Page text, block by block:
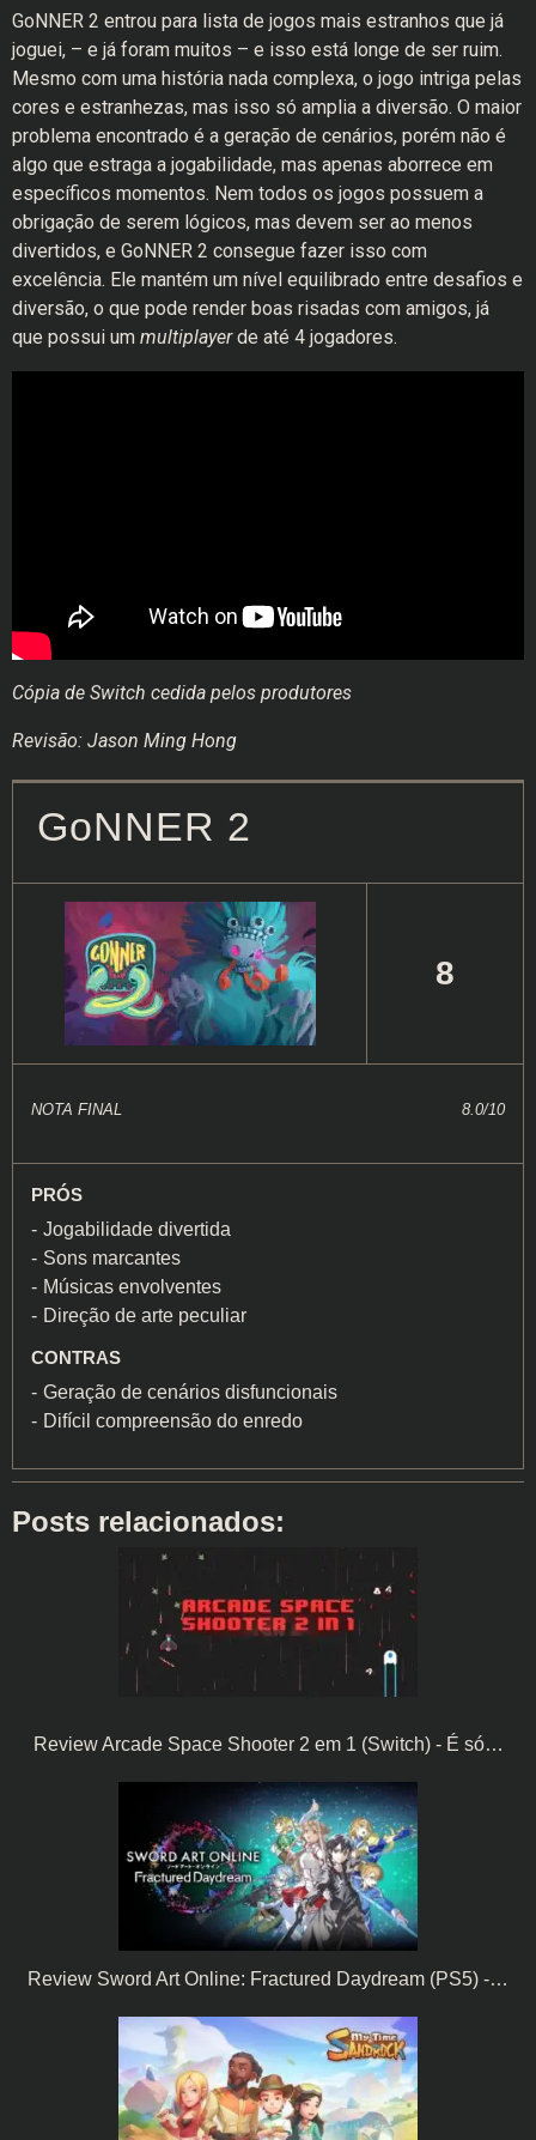
GoNNER 2 entrou para lista de jogos mais estranhos que já
joguei, – e já foram muitos – e isso está longe de ser ruim.
Mesmo com uma história nada complexa, o jogo intriga pelas
cores e estranhezas, mas isso só amplia a diversão. O maior
problema encontrado é a geração de cenários, porém não é
algo que estraga a jogabilidade, mas apenas aborrece em
específicos momentos. Nem todos os jogos possuem a
obrigação de serem lógicos, mas devem ser ao menos
divertidos, e GoNNER 2 consegue fazer isso com
excelência. Ele mantém um nível equilibrado entre desafios e
diversão, o que pode render boas risadas com amigos, já
que possui um multiplayerde até 4 jogadores.
Cópia de Switch cedida pelos produtores
Revisão: Jason Ming Hong
GoNNER 2
8
NOTA FINAL 8.0/10
PRÓS
Jogabilidade divertida
Sons marcantes
Músicas envolventes
Direção de arte peculiar
CONTRAS
Geração de cenários disfuncionais
Difícil compreensão do enredo
Posts relacionados:
Review Arcade Space Shooter 2 em 1 (Switch) - É só…
Review Sword Art Online: Fractured Daydream (PS5) -…